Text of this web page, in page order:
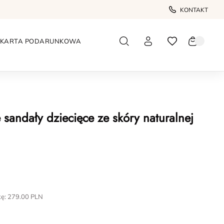
KONTAKT
KARTA PODARUNKOWA
dziecięce ze skóry naturalnej
279.00 PLN